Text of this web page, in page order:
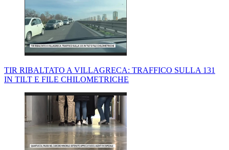
TIR RIBALTATO A VILLAGRECA: TRAFFICO SULLA 131
IN TILT E FILE CHILOMETRICHE